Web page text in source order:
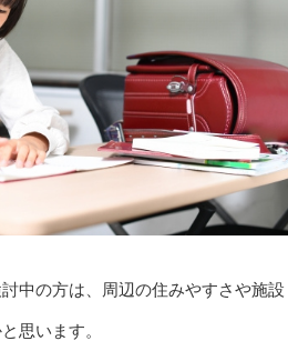
中の方は、周辺の住みやすさや施設
思います。